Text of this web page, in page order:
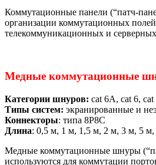
Коммутационные панели (“патч-
организации коммутационных
телекоммуникационных и
Медные коммутационные
Категории шнуров: cat 6А, cat 6, cat
Типы систем: экранированные и
Коннекторы: типа 8Р8С
Длина: 0,5 м, 1 м, 1,5 м, 2 м, 3 м, 5
Медные коммутационные шнуры
используются для коммутации